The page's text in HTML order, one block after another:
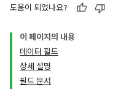
도움이 되었나요?
이 페이지의 내용
데이터 필드
상세 설명
필드 문서